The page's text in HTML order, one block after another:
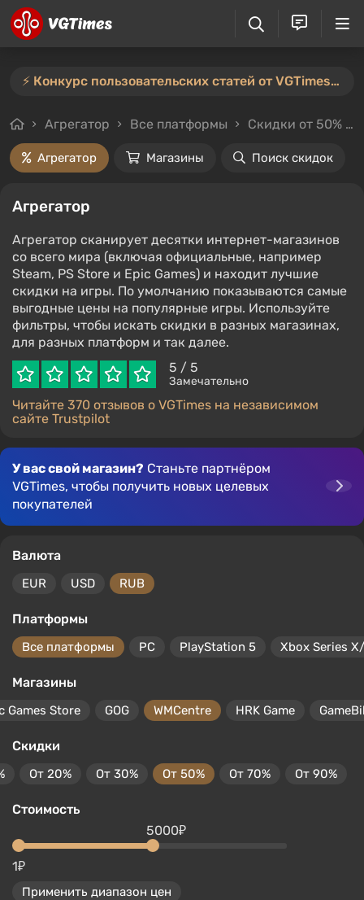
⚡️ Конкурс пользовательских статей от VGTimes продлён — участвуйте тут ⚡️
Агрегатор Все платформы Скидки от 50%
Агрегатор Магазины Поиск скидок
Агрегатор
Агрегатор сканирует десятки интернет-магазинов
со всего мира (включая официальные, например
Steam, PS Store и Epic Games) и находит лучшие
скидки на игры. По умолчанию показываются самые
выгодные цены на популярные игры. Используйте
фильтры, чтобы искать скидки в разных магазинах,
для разных платформ и так далее.
5 / 5
Замечательно
Читайте 370 отзывов о VGTimes на независимом
сайте Trustpilot
У вас свой магазин? Станьте партнёром
VGTimes, чтобы получить новых целевых
покупателей
Валюта
EUR USD RUB
Платформы
Все платформы PC PlayStation 5 Xbox Series
Магазины
Games Store GOG WMCentre HRK Game
Скидки
От 20% От 30% От 50% От 70% От 90%
Стоимость
1₽
5000₽
Применить диапазон цен